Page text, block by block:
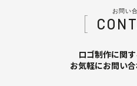
お問い
ロゴ制作に関
お気軽にお問い合